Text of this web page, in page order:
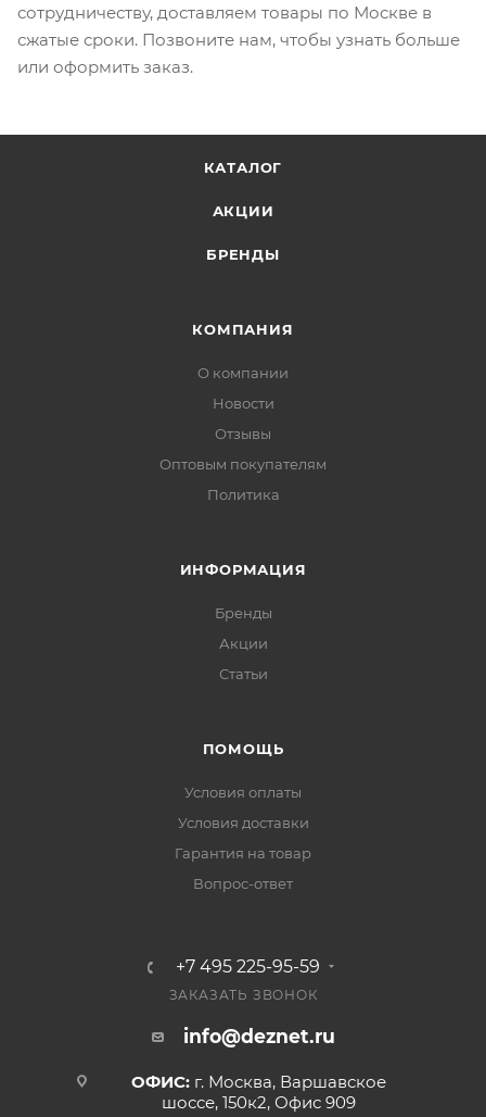
сотрудничеству, доставляем товары по Москве в
сжатые сроки. Позвоните нам, чтобы узнать больше
или оформить заказ.
КАТАЛОГ
АКЦИИ
БРЕНДЫ
КОМПАНИЯ
О компании
Новости
Отзывы
Оптовым покупателям
Политика
ИНФОРМАЦИЯ
Бренды
Акции
Статьи
ПОМОЩЬ
Условия оплаты
Условия доставки
Гарантия на товар
Вопрос-ответ
+7 495 225-95-59
ЗАКАЗАТЬ ЗВОНОК
info@deznet.ru
ОФИС: г. Москва, Варшавское
шоссе, 150к2, Офис 909